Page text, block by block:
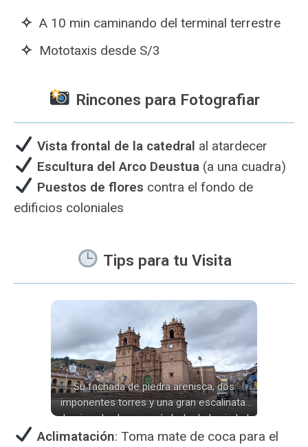
A 10 min caminando del terminal terrestre
Mototaxis desde S/3
Rincones para Fotografiar
Vista frontal de la catedral al atardecer
Escultura del Arco Deustua(a una cuadra)
Puestos de flores contra el fondo de
edificios coloniales
Tips para tu Visita
Su fachada de piedra arenisca, dos
imponentes torres y una gran escalinata,
dominan la plaza; un símbolo de la ciudad
peruana de Puno.
Aclimatación: Toma mate de coca para el